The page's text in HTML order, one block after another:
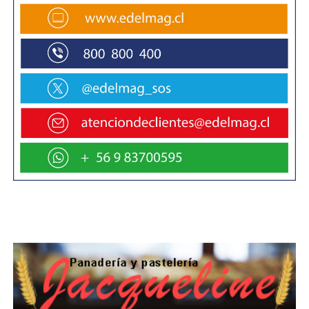
Angel Adaro, de 45 años, y residente de El
Chaltén, Argentina, como ganador absoluto del
concurso, recibirá un viaje de trekking inviernal
con Chile Nativo en el Parque Nacional Torres
del Paine. También recibirá alojamiento en Hotel
Remota de Puerto Natales, y un pasaje para dos
personas en el crucero Navimag. Adaro, igual
que otros ganadores en sus categorías, también
recibirá una gift card para gastar en tiendas
Patagonia de Chile.
Bío, en Concepción, recibirá alojamiento para 2
noches cortesía de Tompkins Conservation en el
lodge de Valle Chacabuco en el futuro Parque